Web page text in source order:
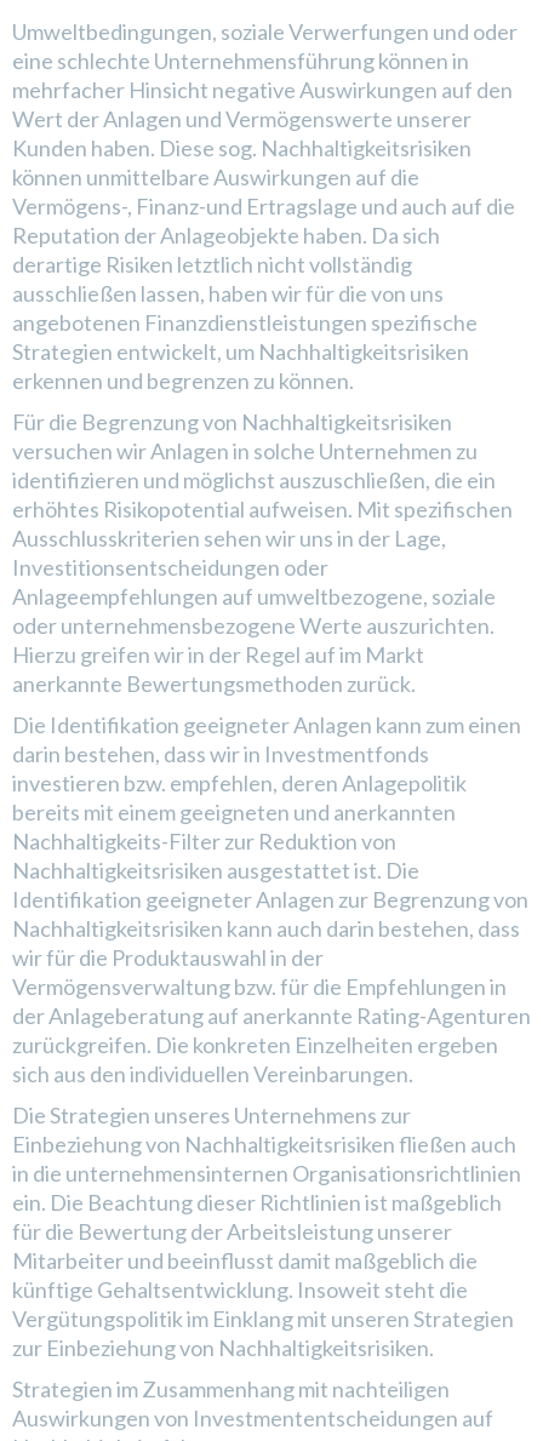
Umweltbedingungen, soziale Verwerfungen und oder
eine schlechte Unternehmensführung können in
mehrfacher Hinsicht negative Auswirkungen auf den
Wert der Anlagen und Vermögenswerte unserer
Kunden haben. Diese sog. Nachhaltigkeitsrisiken
können unmittelbare Auswirkungen auf die
Vermögens-, Finanz-und Ertragslage und auch auf die
Reputation der Anlageobjekte haben. Da sich
derartige Risiken letztlich nicht vollständig
ausschließen lassen, haben wir für die von uns
angebotenen Finanzdienstleistungen spezifische
Strategien entwickelt, um Nachhaltigkeitsrisiken
erkennen und begrenzen zu können.
Für die Begrenzung von Nachhaltigkeitsrisiken
versuchen wir Anlagen in solche Unternehmen zu
identifizieren und möglichst auszuschließen, die ein
erhöhtes Risikopotential aufweisen. Mit spezifischen
Ausschlusskriterien sehen wir uns in der Lage,
Investitionsentscheidungen oder
Anlageempfehlungen auf umweltbezogene, soziale
oder unternehmensbezogene Werte auszurichten.
Hierzu greifen wir in der Regel auf im Markt
anerkannte Bewertungsmethoden zurück.
Die Identifikation geeigneter Anlagen kann zum einen
darin bestehen, dass wir in Investmentfonds
investieren bzw. empfehlen, deren Anlagepolitik
bereits mit einem geeigneten und anerkannten
Nachhaltigkeits-Filter zur Reduktion von
Nachhaltigkeitsrisiken ausgestattet ist. Die
Identifikation geeigneter Anlagen zur Begrenzung von
Nachhaltigkeitsrisiken kann auch darin bestehen, dass
wir für die Produktauswahl in der
Vermögensverwaltung bzw. für die Empfehlungen in
der Anlageberatung auf anerkannte Rating-Agenturen
zurückgreifen. Die konkreten Einzelheiten ergeben
sich aus den individuellen Vereinbarungen.
Die Strategien unseres Unternehmens zur
Einbeziehung von Nachhaltigkeitsrisiken fließen auch
in die unternehmensinternen Organisationsrichtlinien
ein. Die Beachtung dieser Richtlinien ist maßgeblich
für die Bewertung der Arbeitsleistung unserer
Mitarbeiter und beeinflusst damit maßgeblich die
künftige Gehaltsentwicklung. Insoweit steht die
Vergütungspolitik im Einklang mit unseren Strategien
zur Einbeziehung von Nachhaltigkeitsrisiken.
Strategien im Zusammenhang mit nachteiligen
Auswirkungen von Investmententscheidungen auf